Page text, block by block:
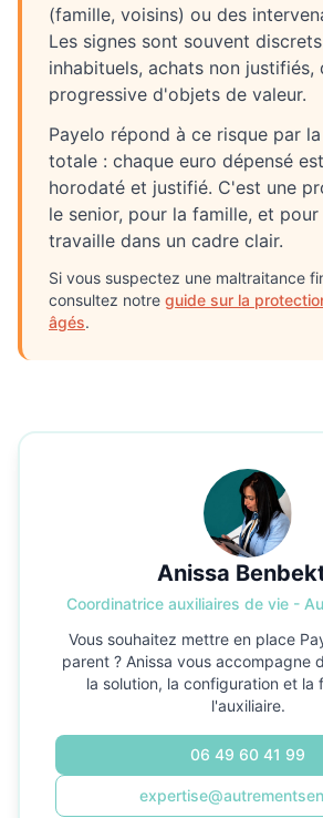
(famille, voisins) ou des
Les signes sont souvent
inhabituels, achats non justifiés,
progressive d'objets de valeur.
Payelo répond à ce risque par
totale : chaque euro dépensé
horodaté et justifié. C'est une
le senior, pour la famille, et
travaille dans un cadre clair.
Si vous suspectez une maltraitance
consultez notre guide sur la
âgés.
Anissa
Coordinatrice auxiliaires de vie -
Vous souhaitez mettre en place
parent ? Anissa vous accompagne
la solution, la configuration et la
l'auxiliaire.
06 49 60 41 99